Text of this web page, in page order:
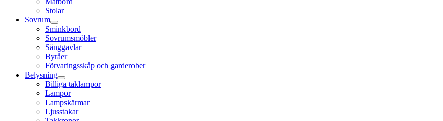
Stolar
Sovrum
Sminkbord
Sovrumsmöbler
Sänggavlar
Byråer
Förvaringsskåp och garderober
Belysning
Billiga taklampor
Lampor
Lampskärmar
Ljusstakar